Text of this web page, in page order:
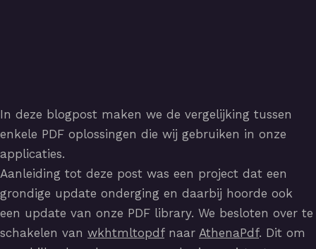
In deze blogpost maken we de vergelijking tussen
enkele PDF oplossingen die wij gebruiken in onze
applicaties.
Aanleiding tot deze post was een project dat een
grondige update onderging en daarbij hoorde ook
een update van onze PDF library. We besloten over te
schakelen van wkhtmltopdfnaar AthenaPdf. Dit om